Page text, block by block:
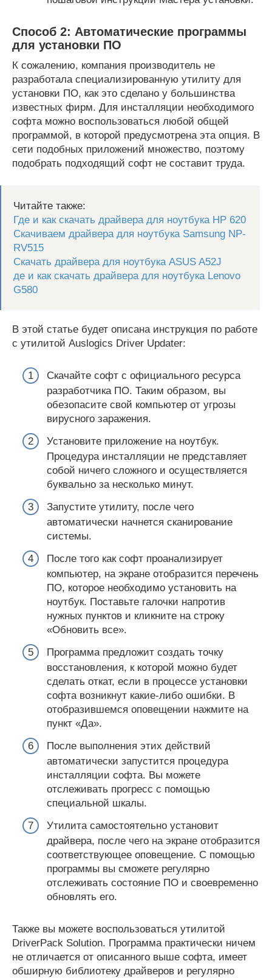
Способ 2: Автоматические программы
для установки ПО
К сожалению, компания производитель не
разработала специализированную утилиту для
установки ПО, как это сделано у большинства
известных фирм. Для инсталляции необходимого
софта можно воспользоваться любой общей
программой, в которой предусмотрена эта опция. В
сети подобных приложений множество, поэтому
подобрать подходящий софт не составит труда.
Читайте также:
Где и как скачать драйвера для ноутбука HP 620
Скачиваем драйвера для ноутбука Samsung NP-
RV515
Скачать драйвера для ноутбука ASUS A52J
де и как скачать драйвера для ноутбука Lenovo
G580
В этой статье будет описана инструкция по работе
с утилитой Auslogics Driver Updater:
Скачайте софт с официального ресурса
разработчика ПО. Таким образом, вы
обезопасите свой компьютер от угрозы
вирусного заражения.
Установите приложение на ноутбук.
Процедура инсталляции не представляет
собой ничего сложного и осуществляется
буквально за несколько минут.
Запустите утилиту, после чего
автоматически начнется сканирование
системы.
После того как софт проанализирует
компьютер, на экране отобразится перечень
ПО, которое необходимо установить на
ноутбук. Поставьте галочки напротив
нужных пунктов и кликните на строку
«Обновить все».
Программа предложит создать точку
восстановления, к которой можно будет
сделать откат, если в процессе установки
софта возникнут какие-либо ошибки. В
отобразившемся оповещении нажмите на
пункт «Да».
После выполнения этих действий
автоматически запустится процедура
инсталляции софта. Вы можете
отслеживать прогресс с помощью
специальной шкалы.
Утилита самостоятельно установит
драйвера, после чего на экране отобразится
соответствующее оповещение. С помощью
программы вы сможете регулярно
отслеживать состояние ПО и своевременно
обновлять его.
Также вы можете воспользоваться утилитой
DriverPack Solution. Программа практически ничем
не отличается от описанного выше софта, имеет
обширную библиотеку драйверов и регулярно